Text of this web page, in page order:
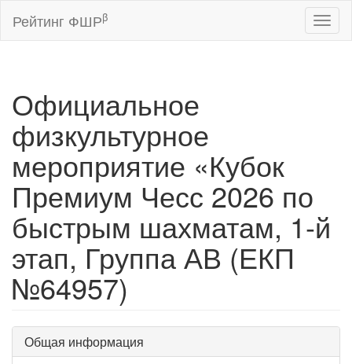
Рейтинг ФШРβ
Официальное
физкультурное
мероприятие «Кубок
Премиум Чесс 2026 по
быстрым шахматам, 1-й
этап, Группа АВ (ЕКП
№64957)
Общая информация